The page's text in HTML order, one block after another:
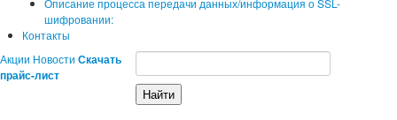
Описание процесса передачи данных/информация о SSL-
шифровании:
Контакты
Акции Новости Скачать
прайс-лист